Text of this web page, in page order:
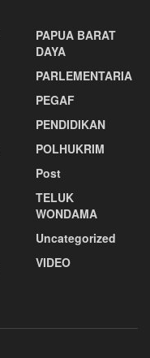
PAPUA BARAT
DAYA
PARLEMENTARIA
PEGAF
PENDIDIKAN
POLHUKRIM
Post
TELUK
WONDAMA
Uncategorized
VIDEO